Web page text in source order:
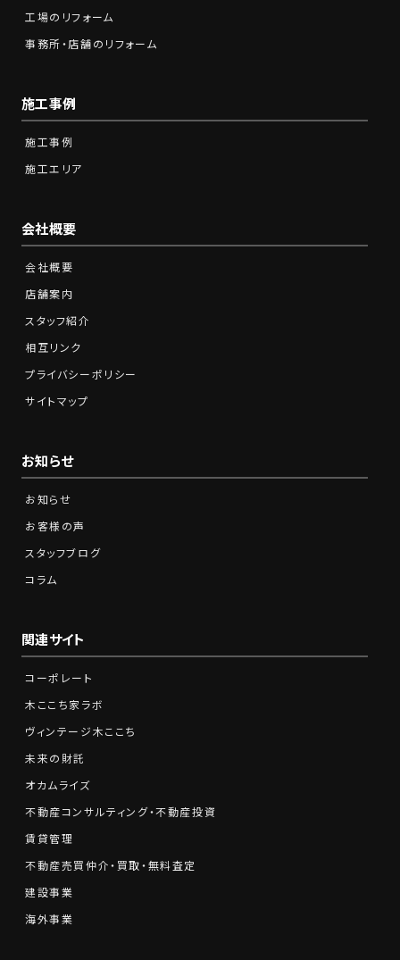
工場のリフォーム
事務所・店舗のリフォーム
施工事例
施工事例
施工エリア
会社概要
会社概要
店舗案内
スタッフ紹介
相互リンク
プライバシーポリシー
サイトマップ
お知らせ
お知らせ
お客様の声
スタッフブログ
コラム
関連サイト
コーポレート
木ここち家ラボ
ヴィンテージ木ここち
未来の財託
オカムライズ
不動産コンサルティング・不動産投資
賃貸管理
不動産売買仲介・買取・無料査定
建設事業
海外事業